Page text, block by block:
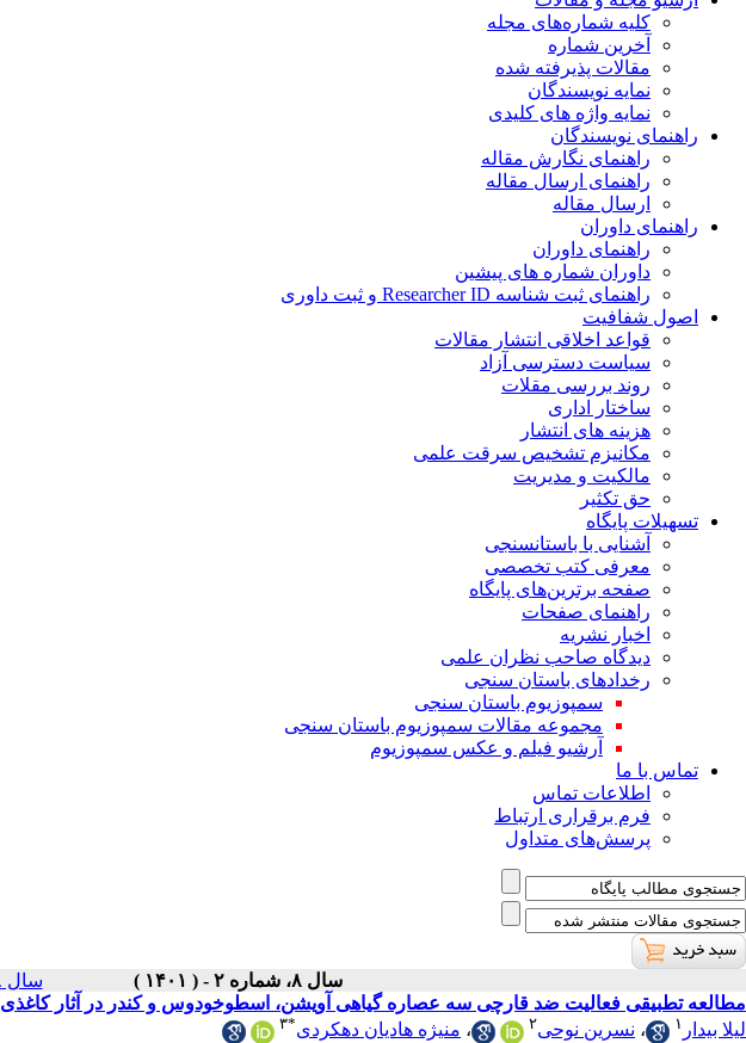
کلیه شماره‌های مجله
آخرین شماره
مقالات پذیرفته شده
نمایه نویسندگان
نمایه واژه های کلیدی
راهنمای نویسندگان
راهنمای نگارش مقاله
راهنمای ارسال مقاله
ارسال مقاله
راهنمای داوران
راهنمای داوران
داوران شماره های پیشین
راهنمای ثبت شناسه Researcher ID و ثبت داوری
اصول شفافیت
قواعد اخلاقی انتشار مقالات
سیاست دسترسی آزاد
روند بررسی مقلات
ساختار اداری
هزینه های انتشار
ﻣﮑﺎﻧﯿﺰم ﺗﺸﺨﯿﺺ ﺳﺮﻗﺖ ﻋﻠﻤﯽ
مالکیت و مدیریت
حق تکثیر
تسهیلات پایگاه
آشنایی با باستانسنجی
معرفی کتب تخصصی
صفحه برترین‌های پایگاه
راهنمای صفحات
اخبار نشریه
دیدگاه صاحب نظران علمی
رخدادهای باستان سنجی
سمپوزیوم باستان سنجی
مجموعه مقالات سمپوزیوم باستان سنجی
آرشیو فیلم و عکس سمپوزیوم
تماس با ما
اطلاعات تماس
فرم برقراری ارتباط
پرسش‌های متداول
سال ۸، شماره ۲ - ( ۱۴۰۱ ) سال ۸ شماره ۲ صفحات ۱۱۴-۱۰۱
مطالعه تطبیقی فعالیت ضد قارچی سه عصاره گیاهی آویشن، اسطوخودوس و کندر در آثار کاغذی
لیلا بیدار ۱ ، نسرین نوحی۲ ، منیژه هادیان دهکردی*۳